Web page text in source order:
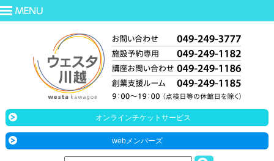
オンラインチケットサービス
webメンバーズ